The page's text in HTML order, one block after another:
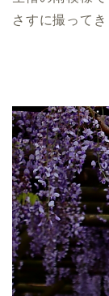
さすに撮ってき